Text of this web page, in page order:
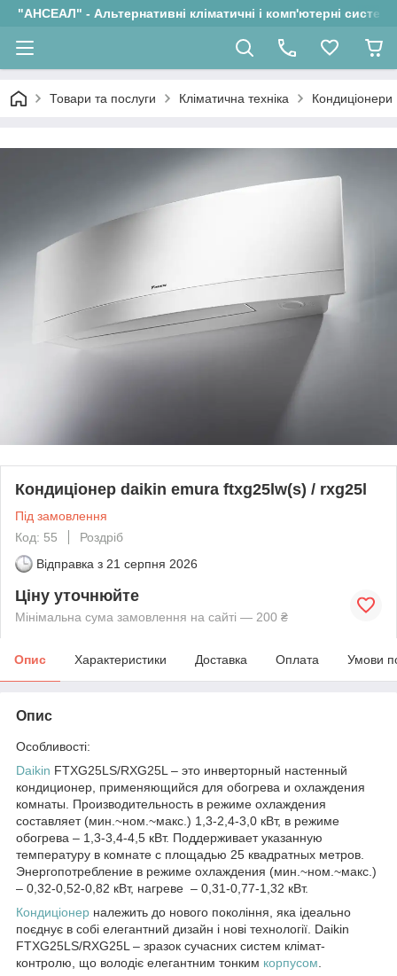
"АНСЕАЛ" - Альтернативні кліматичні і комп'ютерні системи
Товари та послуги Кліматична техніка Кондиціонери
Кондиціонер daikin emura ftxg25lw(s) / rxg25l
Під замовлення
Код: 55
Роздріб
Відправка з 21 серпня 2026
Ціну уточнюйте
Мінімальна сума замовлення на сайті — 200 ₴
Опис Характеристики Доставка Оплата Умови
Опис
Особливості:
Daikin FTXG25LS/RXG25L – это инверторный настенный
кондиционер, применяющийся для обогрева и охлаждения
комнаты. Производительность в режиме охлаждения
составляет (мин.~ном.~макс.) 1,3-2,4-3,0 кВт, в режиме
обогрева – 1,3-3,4-4,5 кВт. Поддерживает указанную
температуру в комнате с площадью 25 квадратных метров.
Энергопотребление в режиме охлаждения (мин.~ном.~макс.)
– 0,32-0,52-0,82 кВт, нагреве – 0,31-0,77-1,32 кВт.
Кондиціонер належить до нового покоління, яка ідеально
поєднує в собі елегантний дизайн і нові технології. Daikin
FTXG25LS/RXG25L – зразок сучасних систем клімат-
контролю, що володіє елегантним тонким корпусом